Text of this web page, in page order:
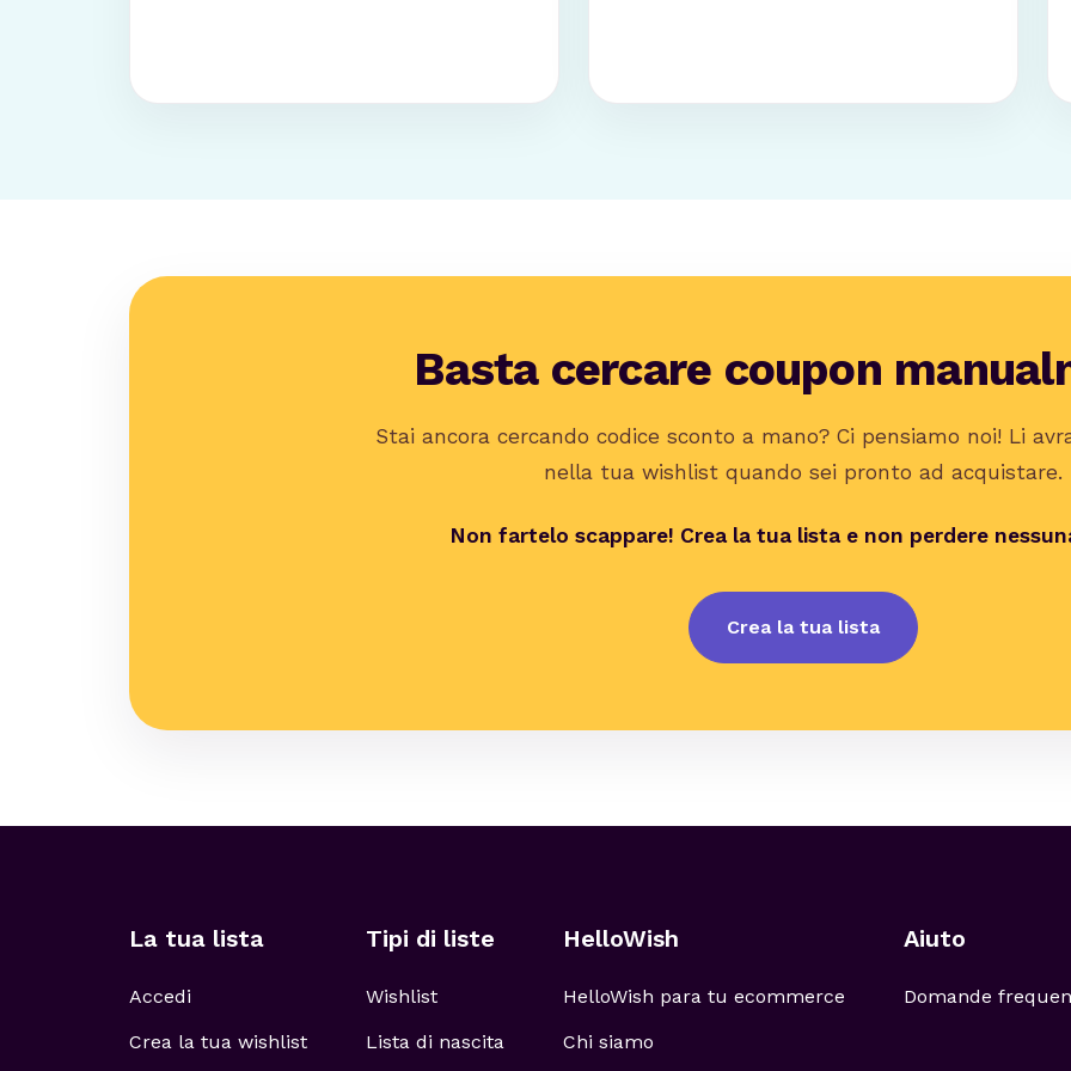
Basta cercare coupon
Stai ancora cercando codice sconto a mano? Ci pensiamo noi! Li
nella tua wishlist quando sei pronto ad acquistare.
Non fartelo scappare! Crea la tua lista e non perdere
Crea la tua lista
La tua lista
Accedi
Crea la tua wishlist
Tipi di liste
Wishlist
Lista di nascita
HelloWish
HelloWish para tu ecommerce
Chi siamo
Aiuto
Domande